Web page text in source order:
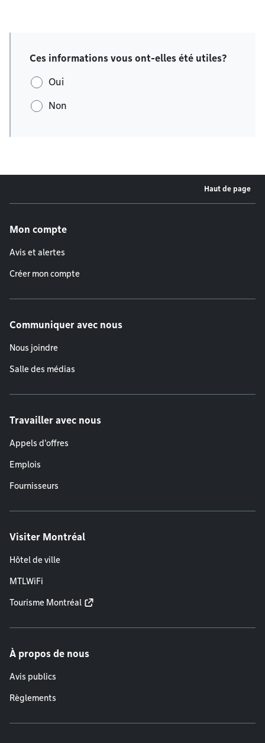
Ces informations vous ont-elles été utiles?
Oui
Non
Haut de page
Mon compte
Avis et alertes
Créer mon compte
Communiquer avec nous
Nous joindre
Salle des médias
Travailler avec nous
Appels d'offres
Emplois
Fournisseurs
Visiter Montréal
Hôtel de ville
MTLWiFi
Tourisme Montréal
À propos de nous
Avis publics
Règlements